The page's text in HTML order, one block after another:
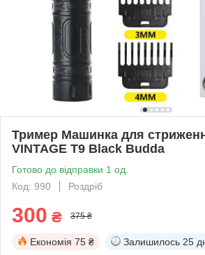
Тример Машинка для
VINTAGE Т9 Black Budda
Готово до відправки 1 од.
Код: 990
Роздріб
300 ₴ 375 ₴
Економія 75 ₴ Залишилось 25